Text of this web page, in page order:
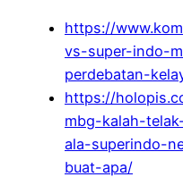
https://
vs-super-indo-
perdebatan-
https://
mbg-kalah-
ala-superindo-
buat-apa/